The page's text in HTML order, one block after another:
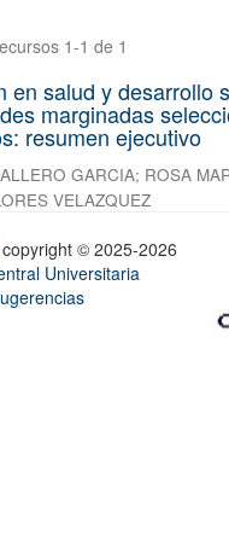
1-1 de 1
en salud y desarrollo
marginadas
resumen ejecutivo
GARCIA; ROSA
VELAZQUEZ
copyright © 2025-2026
Universitaria